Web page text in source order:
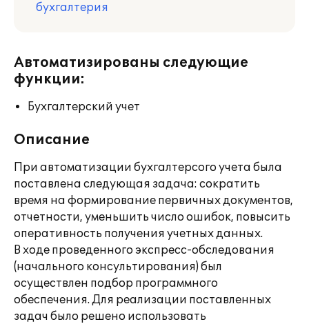
бухгалтерия
Автоматизированы следующие
функции:
Бухгалтерский учет
Описание
При автоматизации бухгалтерсого учета была
поставлена следующая задача: сократить
время на формирование первичных документов,
отчетности, уменьшить число ошибок, повысить
оперативность получения учетных данных.
В ходе проведенного экспресс-обследования
(начального консультирования) был
осуществлен подбор программного
обеспечения. Для реализации поставленных
задач было решено использовать